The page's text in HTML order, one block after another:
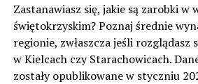
Zastanawiasz się, jakie są zarobki w
świętokrzyskim? Poznaj średnie
regionie, zwłaszcza jeśli rozglądasz
w Kielcach czy Starachowicach.
zostały opublikowane w styczniu